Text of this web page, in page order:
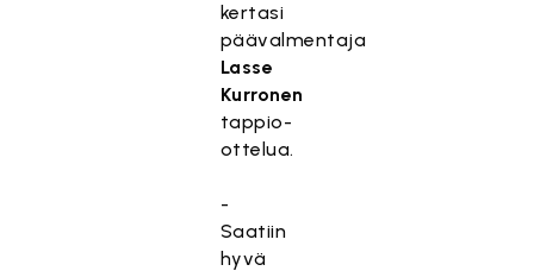
kertasi
päävalmentaja
Lasse
Kurronen
tappio-
ottelua.
-
Saatiin
hyvä